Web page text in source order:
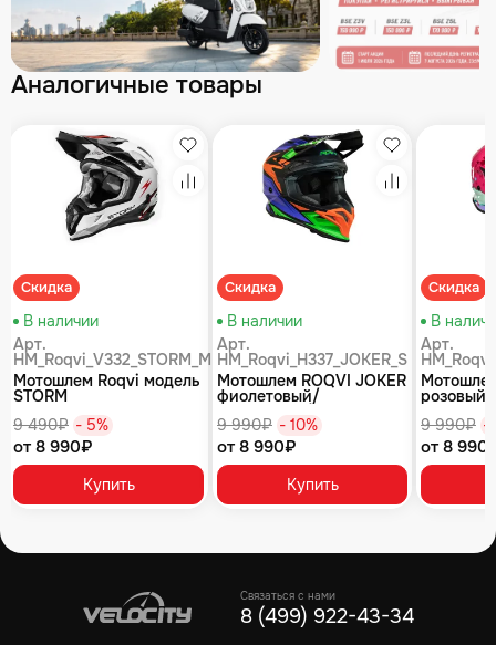
Аналогичные товары
Скидка
Избранное
Сравнение
В наличии
Арт.
HM_Roqvi_V332_STORM_M
Мотошлем Roqvi модель
STORM
9 490₽ - 5%
от 8 990₽
Купить
Скидка
Избранное
Сравнение
В наличии
Арт.
HM_Roqvi_H337_JOKER_S
Мотошлем ROQVI JOKER
фиолетовый/
матовый
9 990₽ - 10%
от 8 990₽
Купить
Скидка
В
Арт.
розовый/
9 990₽ -
от 8
Связаться с нами
8 (499) 922-43-34